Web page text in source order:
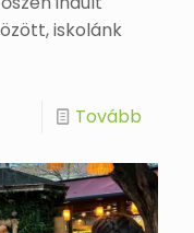
iskolánk
Tovább